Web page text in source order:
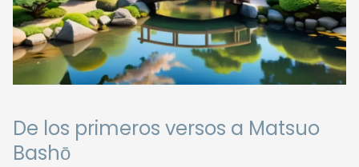
De los primeros versos a Matsuo
Bashō